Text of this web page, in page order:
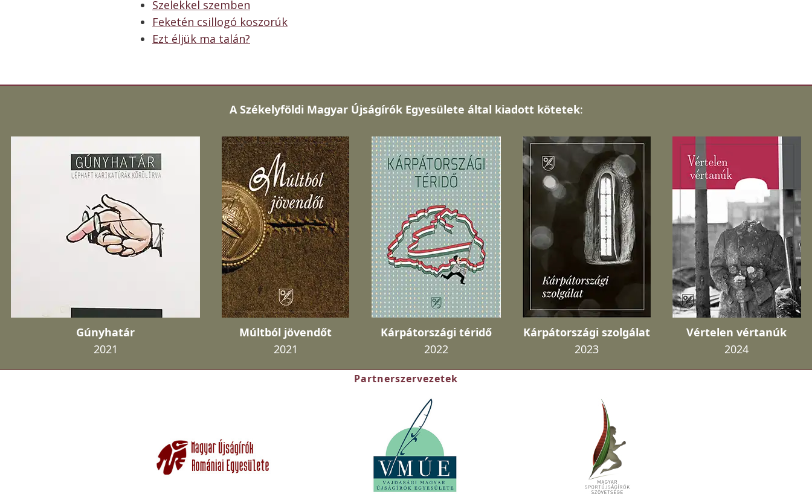
Szelekkel szemben
Feketén csillogó koszorúk
Ezt éljük ma talán?
A Székelyföldi Magyar Újságírók Egyesülete által kiadott kötetek:
Gúnyhatár
2021
Múltból jövendőt
2021
Kárpátországi téridő
2022
Kárpátországi szolgálat
2023
Vértelen vértanúk
2024
Partnerszervezetek